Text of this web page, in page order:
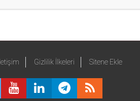
İletişim Gizlilik İlkeleri Sitene Ekle